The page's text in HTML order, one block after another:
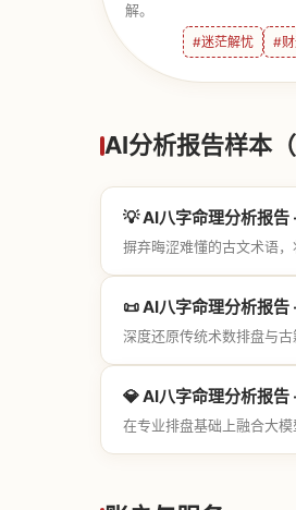
解。
#迷茫解忧 #
AI分析报告样本
💡 AI八字命理分析报告
摒弃晦涩难懂的古文术语
📜 AI八字命理分析报告
深度还原传统术数排盘与
💎 AI八字命理分析报告
在专业排盘基础上融合大